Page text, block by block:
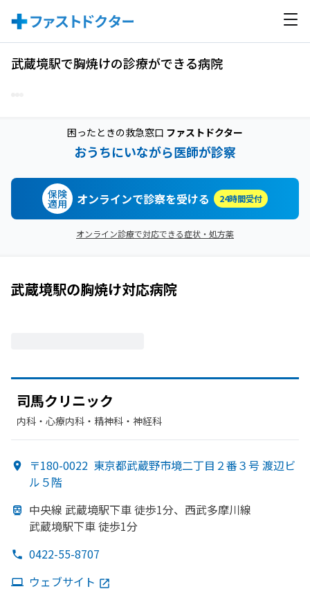
武蔵境駅で胸焼けの診療ができる病院
困ったときの救急窓口 ファストドクター
おうちにいながら医師が診察
保険
適用 オンラインで診察を受ける 24時間受付
オンライン診療で対応できる症状・処方薬
武蔵境駅の胸焼け対応病院
司馬クリニック
内科・​心療内科・​精神科・神経科
〒180-0022 東京都武蔵野市境二丁目２番３号 渡辺ビ
ル５階
中央線 武蔵境駅下車 徒歩1分、 西武多摩川線
武蔵境駅下車 徒歩1分
0422-55-8707
ウェブサイト